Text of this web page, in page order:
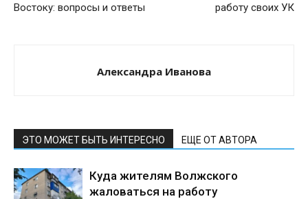
Востоку: вопросы и ответы
работу своих УК
Александра Иванова
ЭТО МОЖЕТ БЫТЬ ИНТЕРЕСНО ЕЩЕ ОТ АВТОРА
Куда жителям Волжского
жаловаться на работу